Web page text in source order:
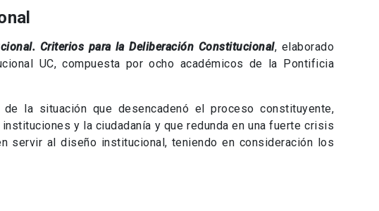
Criterios para la Deliberación Constitucional, elaborado
UC, compuesta por ocho académicos de la Pontificia
la situación que desencadenó el proceso constituyente,
y la ciudadanía y que redunda en una fuerte crisis
servir al diseño institucional, teniendo en consideración los